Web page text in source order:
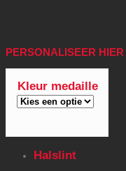
PERSONALISEER HIER
Kleur medaille
Halslint